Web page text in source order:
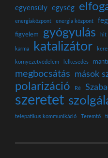
egyensúly egység
energiaközpont energia központ
figyelem
gyógyulás hit
karma katalizátor
környezetvédelem lelkesedés
megbocsátás mások
polarizáció Ré
szeretet
telepatikus kommunikáció Teremtő